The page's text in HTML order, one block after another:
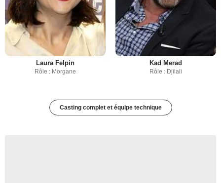
Laura Felpin
Rôle : Morgane
Kad Merad
Rôle : Djilali
Casting complet et équipe technique